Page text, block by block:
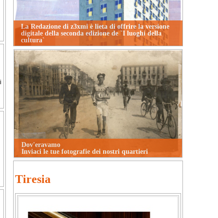
La Redazione di z3xmi è lieta di offrire la versione
digitale della seconda edizione de `I luoghi della
cultura`
Dov'eravamo
Inviaci le tue fotografie dei nostri quartieri
Tiresia